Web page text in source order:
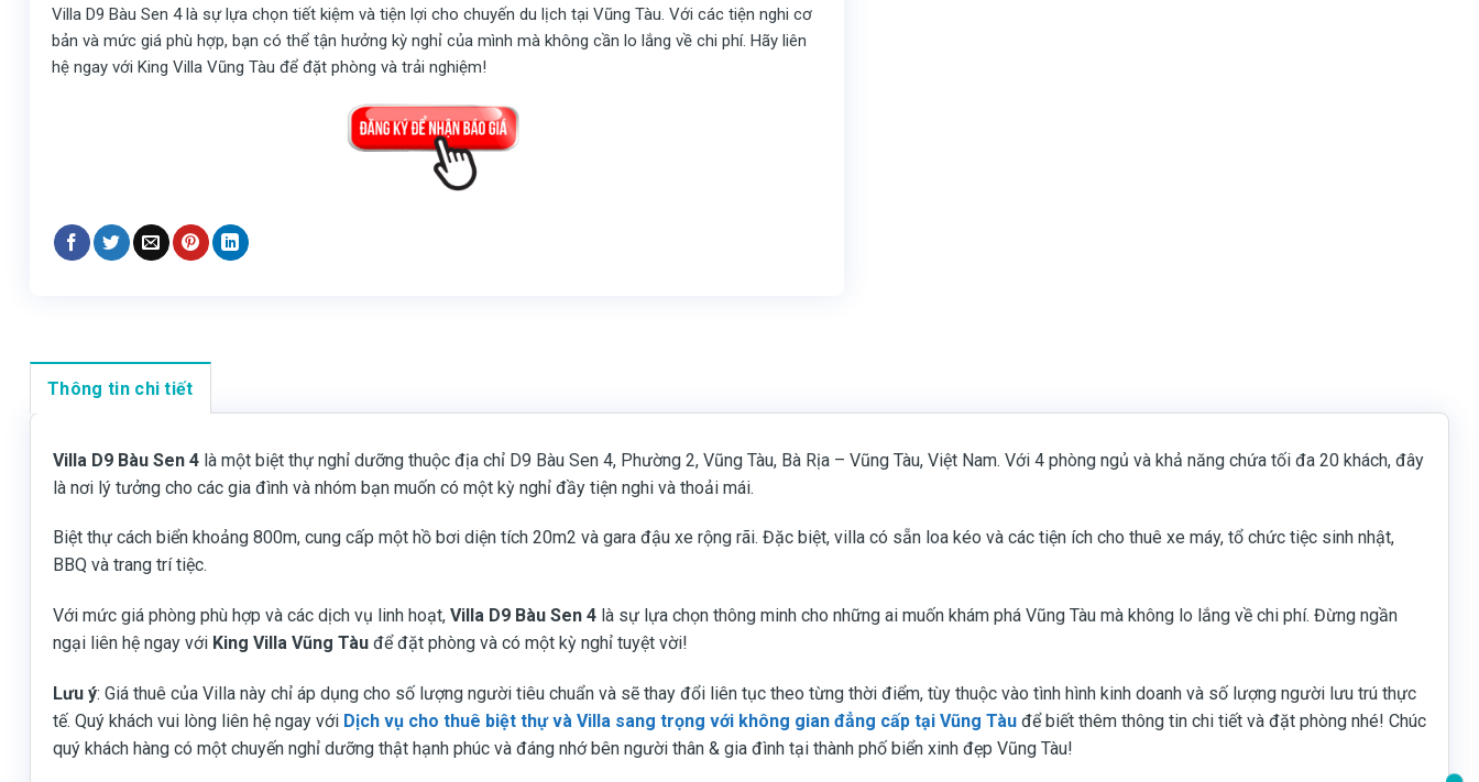
Villa D9 Bàu Sen 4 là sự lựa chọn tiết kiệm và tiện lợi cho chuyến du lịch tại Vũng Tàu. Với các tiện nghi cơ
bản và mức giá phù hợp, bạn có thể tận hưởng kỳ nghỉ của mình mà không cần lo lắng về chi phí. Hãy liên
hệ ngay với King Villa Vũng Tàu để đặt phòng và trải nghiệm!
Thông tin chi tiết
Villa D9 Bàu Sen 4 là một biệt thự nghỉ dưỡng thuộc địa chỉ D9 Bàu Sen 4, Phường 2, Vũng Tàu, Bà Rịa – Vũng Tàu, Việt Nam. Với 4 phòng ngủ và khả năng chứa tối đa 20 khách, đây
là nơi lý tưởng cho các gia đình và nhóm bạn muốn có một kỳ nghỉ đầy tiện nghi và thoải mái.
Biệt thự cách biển khoảng 800m, cung cấp một hồ bơi diện tích 20m2 và gara đậu xe rộng rãi. Đặc biệt, villa có sẵn loa kéo và các tiện ích cho thuê xe máy, tổ chức tiệc sinh nhật,
BBQ và trang trí tiệc.
Với mức giá phòng phù hợp và các dịch vụ linh hoạt, Villa D9 Bàu Sen 4 là sự lựa chọn thông minh cho những ai muốn khám phá Vũng Tàu mà không lo lắng về chi phí. Đừng ngần
ngại liên hệ ngay với King Villa Vũng Tàu để đặt phòng và có một kỳ nghỉ tuyệt vời!
Lưu ý: Giá thuê của Villa này chỉ áp dụng cho số lượng người tiêu chuẩn và sẽ thay đổi liên tục theo từng thời điểm, tùy thuộc vào tình hình kinh doanh và số lượng người lưu trú thực
tế. Quý khách vui lòng liên hệ ngay với Dịch vụ cho thuê biệt thự và Villa sang trọng với không gian đẳng cấp tại Vũng Tàu để biết thêm thông tin chi tiết và đặt phòng nhé! Chúc
quý khách hàng có một chuyến nghỉ dưỡng thật hạnh phúc và đáng nhớ bên người thân & gia đình tại thành phố biển xinh đẹp Vũng Tàu!